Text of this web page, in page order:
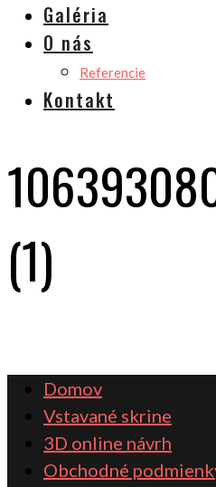
Galéria
O nás
Referencie
Kontakt
(1)
Domov
Vstavané skrine
3D online návrh
Obchodné